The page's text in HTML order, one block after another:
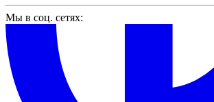
Мы в соц. сетях: